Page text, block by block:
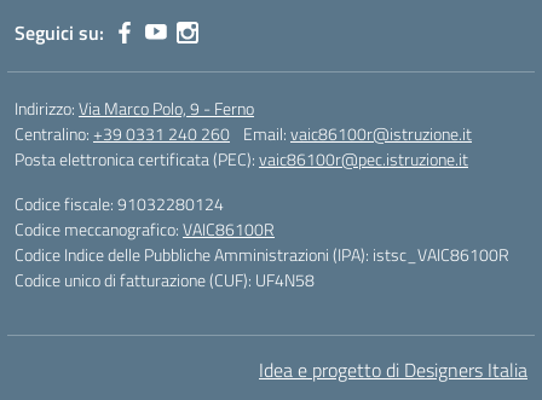
Seguici su:
Indirizzo:Via Marco Polo, 9 - Ferno
Centralino:+39 0331 240 260 Email:vaic86100r@istruzione.it
Posta elettronica certificata (PEC):vaic86100r@pec.istruzione.it
Codice fiscale: 91032280124
Codice meccanografico:VAIC86100R
Codice Indice delle Pubbliche Amministrazioni (IPA): istsc_VAIC86100R
Codice unico di fatturazione (CUF): UF4N58
Idea e progetto di Designers Italia